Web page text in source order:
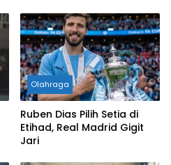
Terasa
Olahraga
Ruben Dias Pilih Setia di
Etihad, Real Madrid Gigit
Jari